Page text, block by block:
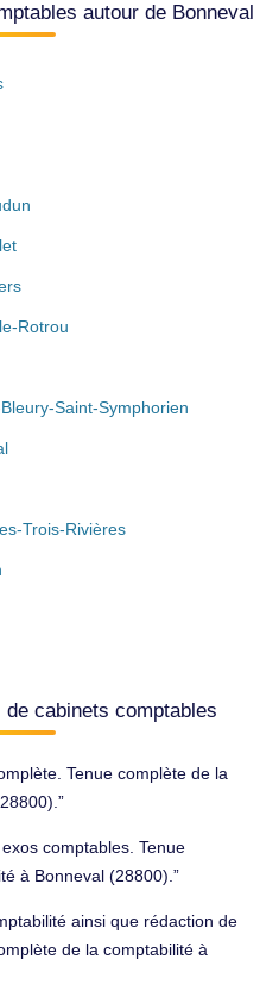
autour de Bonneval
Rotrou
Saint-Symphorien
Trois-Rivières
cabinets comptables
Tenue complète de la
comptables. Tenue
à Bonneval (28800).
ainsi que rédaction de
de la comptabilité à